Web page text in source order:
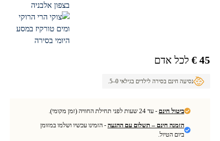
45 € לכל אדם
נסיעה חינם בסירה לילדים בגילאי 0–5.
ביטול חינם - עד 24 שעות לפני תחילת החוויה (זמן מקומי).
הזמנה חינם – תשלום עם ההגעה - הזמינו עכשיו ושלמו במזומן
ביום הטיול.